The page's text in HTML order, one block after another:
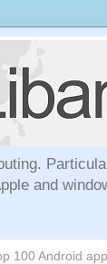
and
100 Android